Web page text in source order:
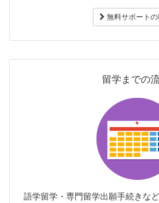
無料サポートの
留学までの
語学留学・専門留学出願手続きな